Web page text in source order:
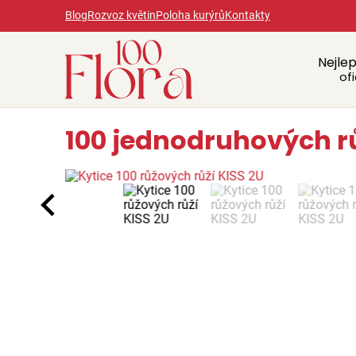
BlogRozvoz květinPoloha kurýrůKontakty
100 jednodruhových